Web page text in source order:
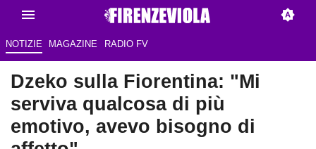
NOTIZIE MAGAZINE RADIO FV
Dzeko sulla Fiorentina: "Mi
serviva qualcosa di più
emotivo, avevo bisogno di